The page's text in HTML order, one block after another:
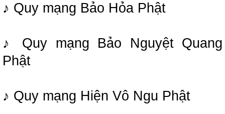
♪ Quy mạng Bảo Hỏa Phật
♪ Quy mạng Bảo Nguyệt Quang
Phật
♪ Quy mạng Hiện Vô Ngu Phật